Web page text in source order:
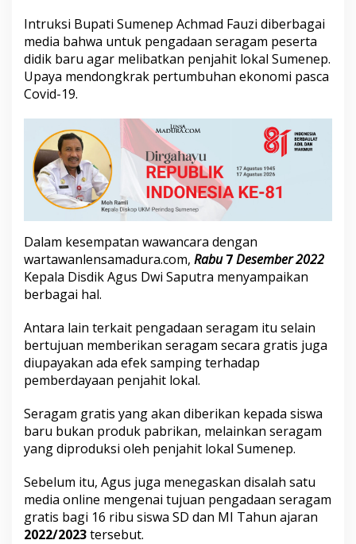
g
a
d
a
a
n
e
a
S
w
a
U
n
k
B
e
r
d
y
a
k
P
e
n
j
Intruksi Bupati Sumenep Achmad Fauzi diberbagai
media bahwa untuk pengadaan seragam peserta
didik baru agar melibatkan penjahit lokal Sumenep.
Upaya mendongkrak pertumbuhan ekonomi pasca
Covid-19.
Dalam kesempatan wawancara dengan
wartawanlensamadura.com, Rabu 7Desember 2022
Kepala Disdik Agus Dwi Saputra menyampaikan
berbagai hal.
Antara lain terkait pengadaan seragam itu selain
bertujuan memberikan seragam secara gratis juga
diupayakan ada efek samping terhadap
pemberdayaan penjahit lokal.
Seragam gratis yang akan diberikan kepada siswa
baru bukan produk pabrikan, melainkan seragam
yang diproduksi oleh penjahit lokal Sumenep.
Sebelum itu, Agus juga menegaskan disalah satu
media online mengenai tujuan pengadaan seragam
gratis bagi 16 ribu siswa SD dan MI Tahun ajaran
2022/2023tersebut.